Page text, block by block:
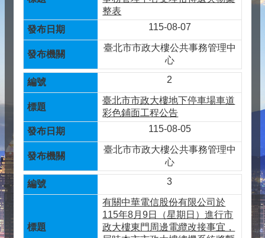
整表
115-08-07
臺北市市政大樓公共事務管理中
心
2
臺北市市政大樓地下停車場車道
彩色鋪面工程公告
115-08-05
臺北市市政大樓公共事務管理中
心
3
有關中華電信股份有限公司於
115年8月9日（星期日）進行市
政大樓東門周邊電纜改接事宜，